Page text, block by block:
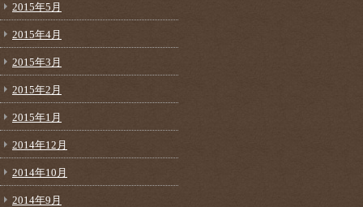
2015年5月
2015年4月
2015年3月
2015年2月
2015年1月
2014年12月
2014年10月
2014年9月